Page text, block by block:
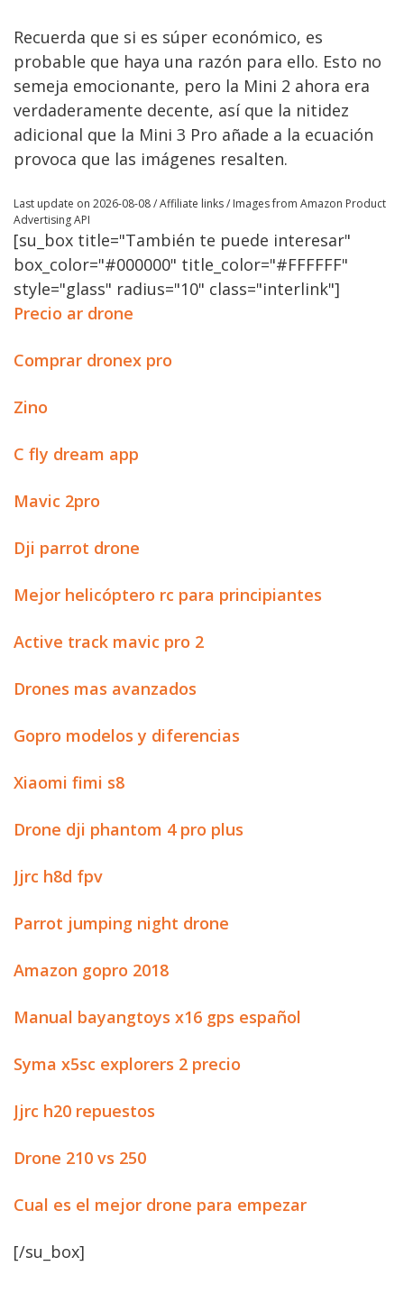
Recuerda que si es súper económico, es
probable que haya una razón para ello. Esto no
semeja emocionante, pero la Mini 2 ahora era
verdaderamente decente, así que la nitidez
adicional que la Mini 3 Pro añade a la ecuación
provoca que las imágenes resalten.
Last update on 2026-08-08 / Affiliate links / Images from Amazon Product
Advertising API
[su_box title="También te puede interesar"
box_color="#000000" title_color="#FFFFFF"
style="glass" radius="10" class="interlink"]
Precio ar drone
Comprar dronex pro
Zino
C fly dream app
Mavic 2pro
Dji parrot drone
Mejor helicóptero rc para principiantes
Active track mavic pro 2
Drones mas avanzados
Gopro modelos y diferencias
Xiaomi fimi s8
Drone dji phantom 4 pro plus
Jjrc h8d fpv
Parrot jumping night drone
Amazon gopro 2018
Manual bayangtoys x16 gps español
Syma x5sc explorers 2 precio
Jjrc h20 repuestos
Drone 210 vs 250
Cual es el mejor drone para empezar
[/su_box]